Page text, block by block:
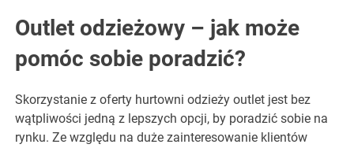
Outlet odzieżowy – jak może
pomóc sobie poradzić?
Skorzystanie z oferty hurtowni odzieży outlet jest bez
wątpliwości jedną z lepszych opcji, by poradzić sobie na
rynku. Ze względu na duże zainteresowanie klientów